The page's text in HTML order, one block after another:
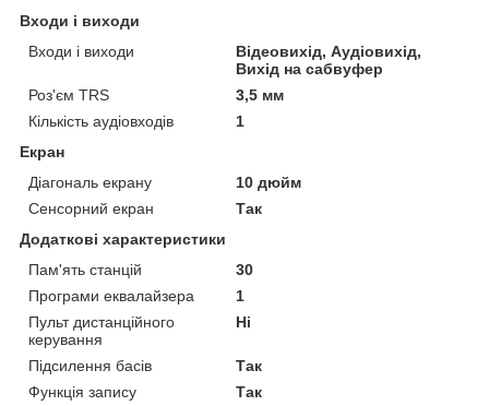
Входи і виходи
Входи і виходи
Відеовихід, Аудіовихід,
Вихід на сабвуфер
Роз'єм TRS
3,5 мм
Кількість аудіовходів
1
Екран
Діагональ екрану
10 дюйм
Сенсорний екран
Так
Додаткові характеристики
Пам'ять станцій
30
Програми еквалайзера
1
Пульт дистанційного
керування
Ні
Підсилення басів
Так
Функція запису
Так